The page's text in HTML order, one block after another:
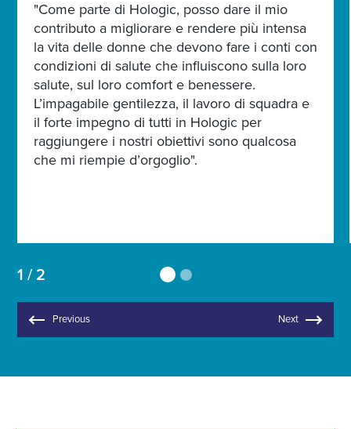
"Come parte di Hologic, posso dare il mio
contributo a migliorare e rendere più intensa
la vita delle donne che devono fare i conti con
condizioni di salute che influiscono sulla loro
salute, sul loro comfort e benessere.
L’impagabile gentilezza, il lavoro di squadra e
il forte impegno di tutti in Hologic per
raggiungere i nostri obiettivi sono qualcosa
che mi riempie d’orgoglio".
1 / 2
Previous Next